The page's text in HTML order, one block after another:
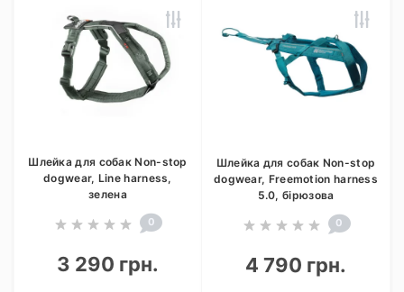
Шлейка для собак Non-stop
dogwear, Line harness,
зелена
0
3 290 грн.
Шлейка для собак Non-stop
dogwear, Freemotion harness
5.0, бірюзова
0
4 790 грн.